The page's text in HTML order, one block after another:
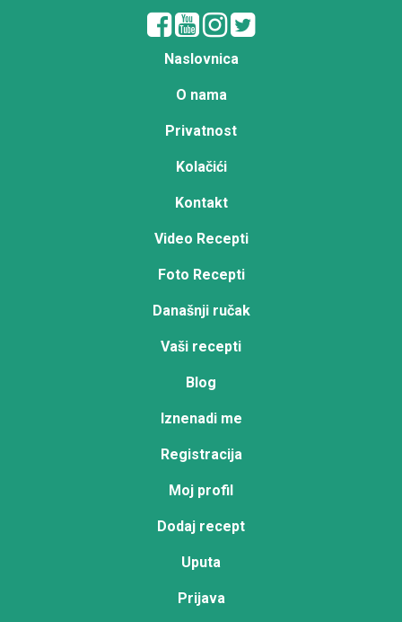
Naslovnica
O nama
Privatnost
Kolačići
Kontakt
Video Recepti
Foto Recepti
Današnji ručak
Vaši recepti
Blog
Iznenadi me
Registracija
Moj profil
Dodaj recept
Uputa
Prijava